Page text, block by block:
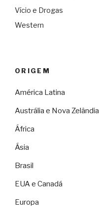
Vício e Drogas
Western
ORIGEM
América Latina
Austrália e Nova Zelândia
África
Ásia
Brasil
EUA e Canadá
Europa